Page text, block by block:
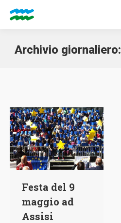
Archivio giornaliero:
Festa del 9
maggio ad
Assisi